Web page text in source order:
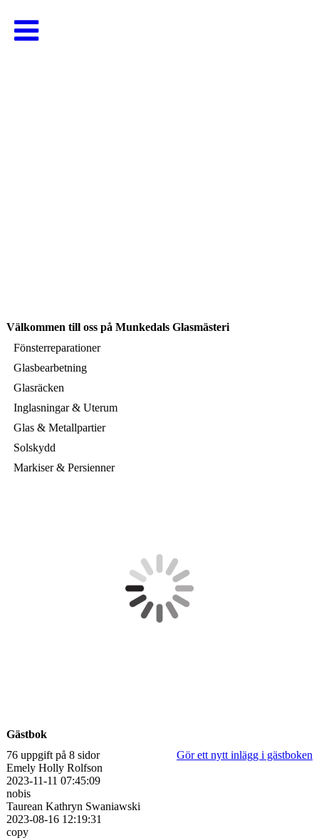
Välkommen till oss på Munkedals Glasmästeri
Fönsterreparationer
Glasbearbetning
Glasräcken
Inglasningar & Uterum
Glas & Metallpartier
Solskydd
Markiser & Persienner
Gästbok
76 uppgift på 8 sidor
Gör ett nytt inlägg i gästboken
Emely Holly Rolfson
2023-11-11 07:45:09
nobis
Taurean Kathryn Swaniawski
2023-08-16 12:19:31
copy